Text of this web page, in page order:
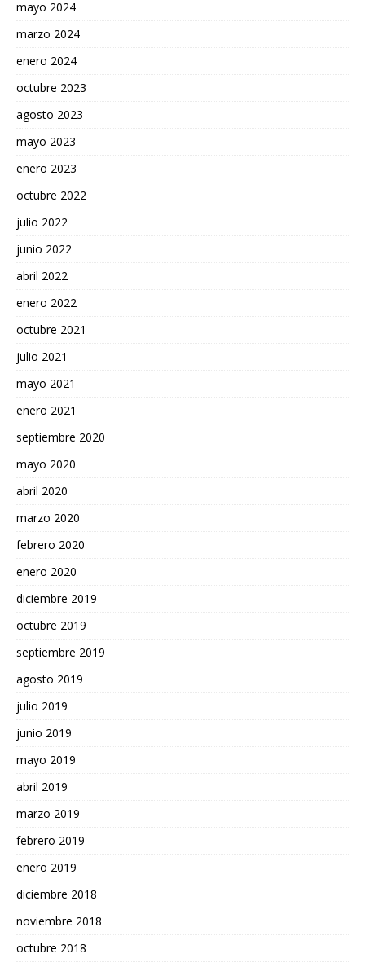
mayo 2024
marzo 2024
enero 2024
octubre 2023
agosto 2023
mayo 2023
enero 2023
octubre 2022
julio 2022
junio 2022
abril 2022
enero 2022
octubre 2021
julio 2021
mayo 2021
enero 2021
septiembre 2020
mayo 2020
abril 2020
marzo 2020
febrero 2020
enero 2020
diciembre 2019
octubre 2019
septiembre 2019
agosto 2019
julio 2019
junio 2019
mayo 2019
abril 2019
marzo 2019
febrero 2019
enero 2019
diciembre 2018
noviembre 2018
octubre 2018